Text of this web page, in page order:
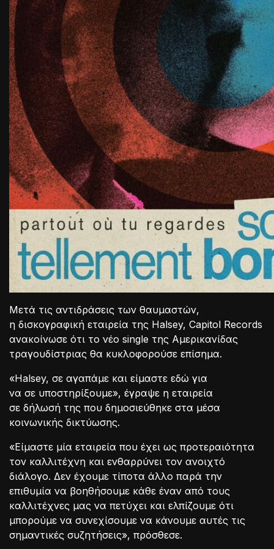
Μετά τις αντιδράσεις των θαυμαστών,
η δισκογραφική εταιρεία της Halsey, Capitol Records
ανακοίνωσε ότι το νέο single της Αμερικανίδας
τραγουδίστριας θα κυκλοφορούσε επίσημα.
«Halsey, σε αγαπάμε και είμαστε εδώ για
να σε υποστηρίξουμε», έγραψε η εταιρεία
σε δήλωσή της που δημοσιεύθηκε στα μέσα
κοινωνικής δικτύωσης.
«Είμαστε μία εταιρεία που έχει ως προτεραιότητα
τον καλλιτέχνη και ενθαρρύνει τον ανοιχτό
διάλογο. Δεν έχουμε τίποτα άλλο παρά την
επιθυμία να βοηθήσουμε κάθε έναν από τους
καλλιτέχνες μας να πετύχει και ελπίζουμε ότι
μπορούμε να συνεχίσουμε να κάνουμε αυτές τις
σημαντικές συζητήσεις», πρόσθεσε.